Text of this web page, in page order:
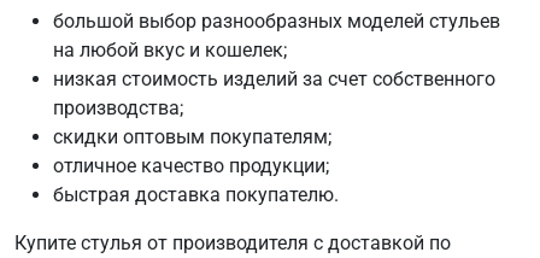
большой выбор разнообразных моделей стульев
на любой вкус и кошелек;
низкая стоимость изделий за счет собственного
производства;
скидки оптовым покупателям;
отличное качество продукции;
быстрая доставка покупателю.
Купите стулья от производителя с доставкой по